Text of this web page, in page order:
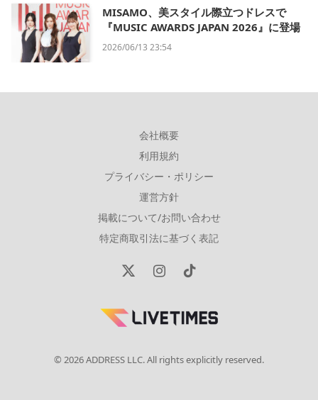
MISAMO、美スタイル際立つドレスで
『MUSIC AWARDS JAPAN 2026』に登場
2026/06/13 23:54
会社概要
利用規約
プライバシー・ポリシー
運営方針
掲載について/お問い合わせ
特定商取引法に基づく表記
X
InstagramTikTok
© 2026 ADDRESS LLC. All rights explicitly reserved.